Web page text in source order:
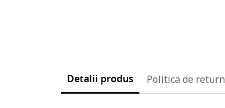
Detalii produs Politica de